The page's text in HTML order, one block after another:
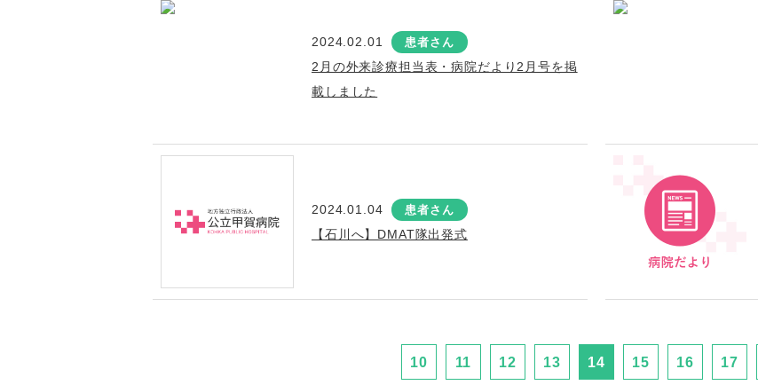
2024.02.01 患者さん
2月の外来診療担当表・病院だより2月号を掲
載しました
2024.01.04 患者さん
【石川へ】DMAT隊出発式
10 11 12 13 14 15 16 17